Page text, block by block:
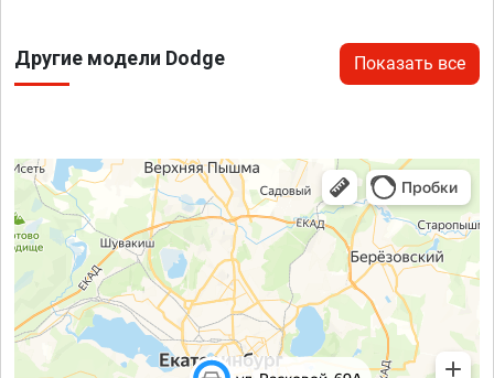
Другие модели Dodge Показать все